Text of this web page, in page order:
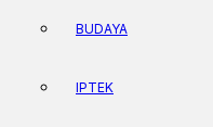
BUDAYA
IPTEK